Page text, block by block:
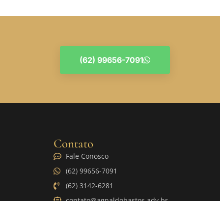
(62) 99656-7091
Contato
Fale Conosco
(62) 99656-7091
(62) 3142-6281